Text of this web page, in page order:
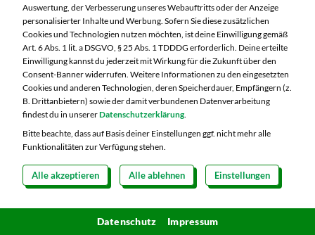
Öffnungszeiten diese Woche:
Mo:
07:00 – 20:00 Uhr
Di:
07:00 – 20:00 Uhr
Mi:
07:00 – 20:00 Uhr
Do:
07:00 – 20:00 Uhr
Fr:
07:00 – 20:00 Uhr
Copyright 2026 © MARKTKAUF Datenschutz
Impressum
Hinweisgebersystem Menschenrechte
Cookie-Einstellungen
Auswertung, der Verbesserung unseres Webauftritts oder der Anzeige
personalisierter Inhalte und Werbung. Sofern Sie diese zusätzlichen
Cookies und Technologien nutzen möchten, ist deine Einwilligung gemäß
Art. 6 Abs. 1 lit. a DSGVO, § 25 Abs. 1 TDDDG erforderlich. Deine erteilte
Einwilligung kannst du jederzeit mit Wirkung für die Zukunft über den
Consent-Banner widerrufen. Weitere Informationen zu den eingesetzten
Cookies und anderen Technologien, deren Speicherdauer, Empfängern (z.
B. Drittanbietern) sowie der damit verbundenen Datenverarbeitung
findest du in unsererDatenschutzerklärung.
Bitte beachte, dass auf Basis deiner Einstellungen ggf. nicht mehr alle
Funktionalitäten zur Verfügung stehen.
Alle akzeptieren Alle ablehnen Einstellungen
Datenschutz Impressum